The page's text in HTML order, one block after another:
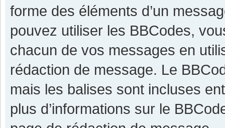
forme des éléments d’un
pouvez utiliser les BBCodes,
chacun de vos messages en
rédaction de message. Le
mais les balises sont incluses
plus d’informations sur le